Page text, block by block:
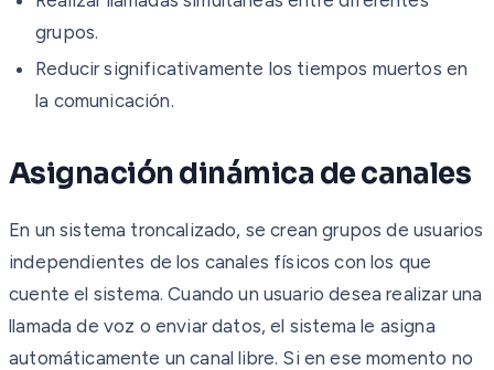
grupos.
Reducir significativamente los tiempos muertos en
la comunicación.
Asignación dinámica de canales
En un sistema troncalizado, se crean grupos de usuarios
independientes de los canales físicos con los que
cuente el sistema. Cuando un usuario desea realizar una
llamada de voz o enviar datos, el sistema le asigna
automáticamente un canal libre. Si en ese momento no